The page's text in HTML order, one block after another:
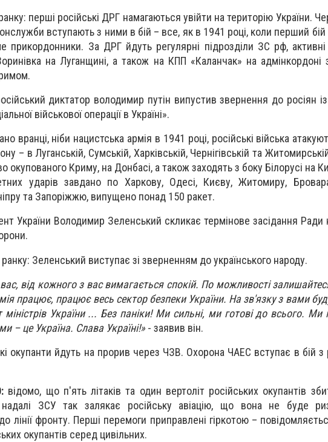
перші російські ДРГ намагаються увійти на територію України.
вступають з ними в бій – все, як в 1941 році, коли перший бій
прикордонники. За ДРГ йдуть регулярні підрозділи ЗС рф,
на Луганщині, а також на КПП «Каланчак» на адмінкордоні
диктатор володимир путін випустив звернення до росіян
військової операції в Україні».
вранці, ніби нацистська армія в 1941 році, російські війська
– в Луганській, Сумській, Харківській, Чернігівській та
окупованого Криму, на Донбасі, а також заходять з боку Білорусі на
ударів завдано по Харкову, Одесі, Києву, Житомиру,
та Запоріжжю, випущено понад 150 ракет.
України Володимир Зеленський скликає термінове засідання Ради
ранку: Зеленський виступає зі зверненням до українського народу.
вас, від кожного з вас вимагається спокій. По можливості
працює, працює весь сектор безпеки України. На зв'язку з вами
міністрів України ... Без паніки! Ми сильні, ми готові до всього.
– це Україна. Слава Україні!» - заявив він.
окупанти йдуть на прорив через ЧЗВ. Охорона ЧАЕС вступає в бій з
відомо, що п'ять літаків та один вертоліт російських окупантів
надалі ЗСУ так залякає російську авіацію, що вона не буде
лінії фронту. Перші перемоги приправлені гіркотою –
окупантів серед цивільних.